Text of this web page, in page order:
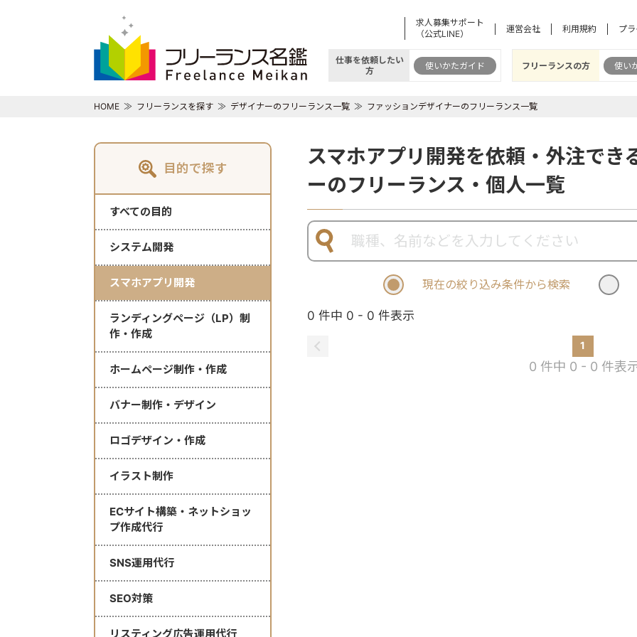
求人募集サポート
（公式LINE）
運営会社 利用規約 プ
仕事を依頼したい
方
使いかたガイド フリーランスの方 使い
HOME フリーランスを探す デザイナーのフリーランス一覧 ファッションデザイナーのフリーランス一覧
目的で探す
すべての目的
システム開発
スマホアプリ開発
ランディングページ（LP）制
作・作成
ホームページ制作・作成
バナー制作・デザイン
ロゴデザイン・作成
イラスト制作
ECサイト構築・ネットショッ
プ作成代行
SNS運用代行
SEO対策
リスティング広告運用代行
スマホアプリ開発を依頼・外注でき
ーのフリーランス・個人一覧
現在の絞り込み条件から検索
0 件中 0 - 0 件表示
1
0 件中 0 - 0 件表